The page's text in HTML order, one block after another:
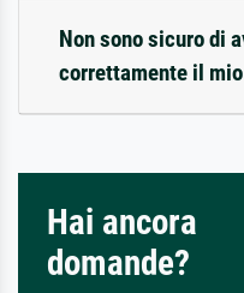
Non sono sicuro di
correttamente il
Hai ancora
domande?